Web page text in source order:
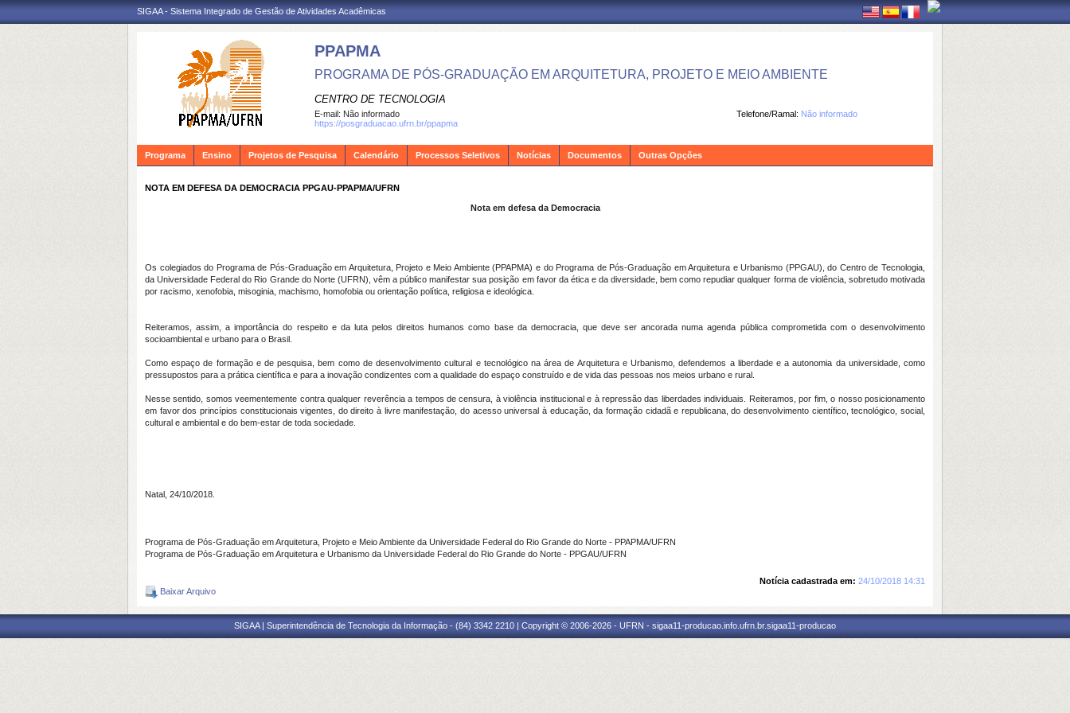
SIGAA - Sistema Integrado de Gestão de Atividades Acadêmicas
PPAPMA
PROGRAMA DE PÓS-GRADUAÇÃO EM ARQUITETURA, PROJETO E MEIO AMBIENTE
CENTRO DE TECNOLOGIA
Telefone/Ramal: Não informado
E-mail: Não informado
https://posgraduacao.ufrn.br/ppapma
Programa Ensino Projetos de Pesquisa Calendário Processos Seletivos Notícias Documentos Outras Opções
NOTA EM DEFESA DA DEMOCRACIA PPGAU-PPAPMA/UFRN
Nota em defesa da Democracia
Os colegiados do Programa de Pós-Graduação em Arquitetura, Projeto e Meio Ambiente (PPAPMA) e do Programa de Pós-Graduação em Arquitetura e Urbanismo (PPGAU), do Centro de Tecnologia,
da Universidade Federal do Rio Grande do Norte (UFRN), vêm a público manifestar sua posição em favor da ética e da diversidade, bem como repudiar qualquer forma de violência, sobretudo motivada
por racismo, xenofobia, misoginia, machismo, homofobia ou orientação política, religiosa e ideológica.
Reiteramos, assim, a importância do respeito e da luta pelos direitos humanos como base da democracia, que deve ser ancorada numa agenda pública comprometida com o desenvolvimento
socioambiental e urbano para o Brasil.
Como espaço de formação e de pesquisa, bem como de desenvolvimento cultural e tecnológico na área de Arquitetura e Urbanismo, defendemos a liberdade e a autonomia da universidade, como
pressupostos para a prática científica e para a inovação condizentes com a qualidade do espaço construído e de vida das pessoas nos meios urbano e rural.
Nesse sentido, somos veementemente contra qualquer reverência a tempos de censura, à violência institucional e à repressão das liberdades individuais. Reiteramos, por fim, o nosso posicionamento
em favor dos princípios constitucionais vigentes, do direito à livre manifestação, do acesso universal à educação, da formação cidadã e republicana, do desenvolvimento científico, tecnológico, social,
cultural e ambiental e do bem-estar de toda sociedade.
Natal, 24/10/2018.
Programa de Pós-Graduação em Arquitetura, Projeto e Meio Ambiente da Universidade Federal do Rio Grande do Norte - PPAPMA/UFRN
Programa de Pós-Graduação em Arquitetura e Urbanismo da Universidade Federal do Rio Grande do Norte - PPGAU/UFRN
Notícia cadastrada em: 24/10/2018 14:31
Baixar Arquivo
SIGAA | Superintendência de Tecnologia da Informação - (84) 3342 2210 | Copyright © 2006-2026 - UFRN - sigaa11-producao.info.ufrn.br.sigaa11-producao